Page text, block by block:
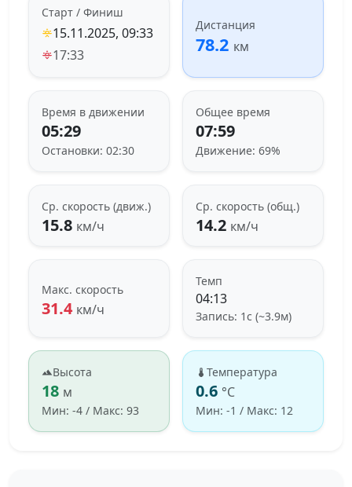
Старт / Финиш
15.11.2025, 09:33
17:33
Дистанция
78.2 км
Время в движении
05:29
Остановки: 02:30
Общее время
07:59
Движение: 69%
Ср. скорость (движ.)
15.8 км/ч
Ср. скорость (общ.)
14.2 км/ч
Макс. скорость
31.4 км/ч
Темп
04:13
Запись: 1с (~3.9м)
Высота
18 м
Мин: -4 / Макс: 93
Температура
0.6 °C
Мин: -1 / Макс: 12